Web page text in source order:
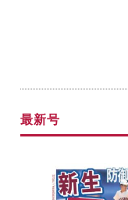
最新号